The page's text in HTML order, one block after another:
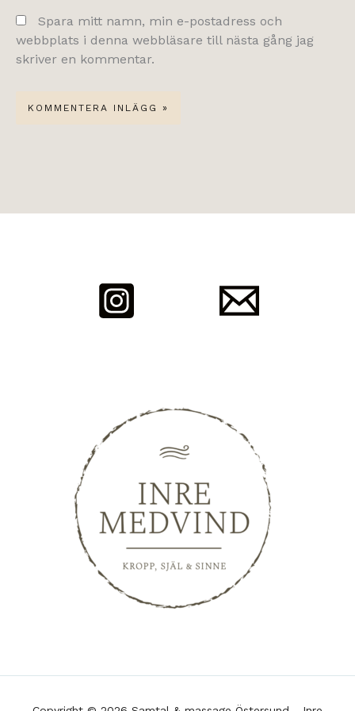
Spara mitt namn, min e-postadress och
webbplats i denna webbläsare till nästa gång jag
skriver en kommentar.